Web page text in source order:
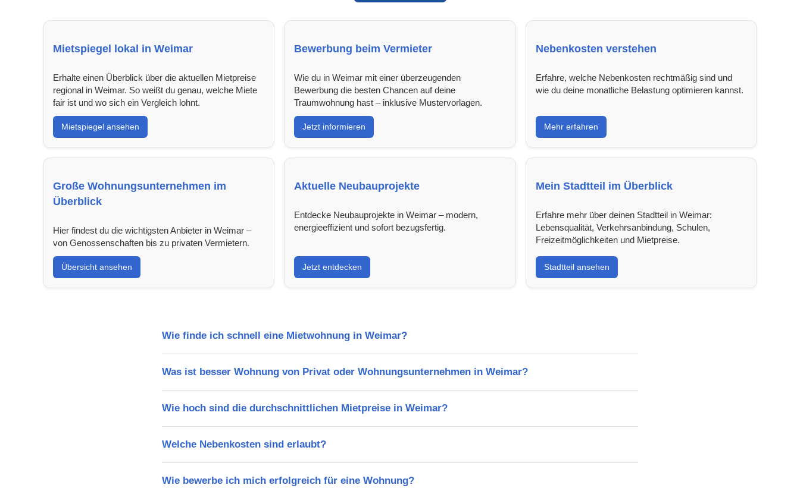
Mietspiegel lokal in Weimar
Erhalte einen Überblick über die aktuellen Mietpreise
regional in Weimar. So weißt du genau, welche Miete
fair ist und wo sich ein Vergleich lohnt.
Mietspiegel ansehen
Bewerbung beim Vermieter
Wie du in Weimar mit einer überzeugenden
Bewerbung die besten Chancen auf deine
Traumwohnung hast – inklusive Mustervorlagen.
Jetzt informieren
Nebenkosten verstehen
Erfahre, welche Nebenkosten rechtmäßig sind und
wie du deine monatliche Belastung optimieren kannst.
Mehr erfahren
Große Wohnungsunternehmen im
Überblick
Hier findest du die wichtigsten Anbieter in Weimar –
von Genossenschaften bis zu privaten Vermietern.
Übersicht ansehen
Aktuelle Neubauprojekte
Entdecke Neubauprojekte in Weimar – modern,
energieeffizient und sofort bezugsfertig.
Jetzt entdecken
Mein Stadtteil im Überblick
Erfahre mehr über deinen Stadtteil in Weimar:
Lebensqualität, Verkehrsanbindung, Schulen,
Freizeitmöglichkeiten und Mietpreise.
Stadtteil ansehen
Wie finde ich schnell eine Mietwohnung in Weimar?
Was ist besser Wohnung von Privat oder Wohnungsunternehmen in Weimar?
Wie hoch sind die durchschnittlichen Mietpreise in Weimar?
Welche Nebenkosten sind erlaubt?
Wie bewerbe ich mich erfolgreich für eine Wohnung?